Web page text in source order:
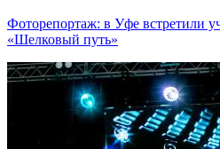
Фоторепортаж: в Уфе встретили
«Шелковый путь»